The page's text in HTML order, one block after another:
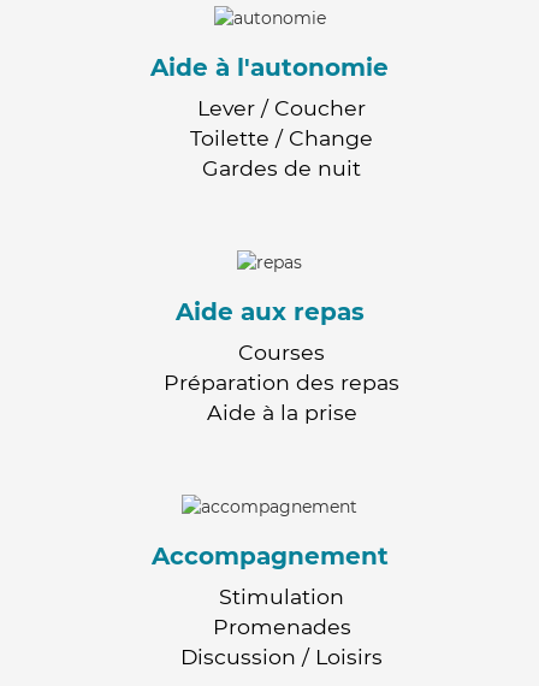
Aide à l'autonomie
Lever / Coucher
Toilette / Change
Gardes de nuit
Aide aux repas
Courses
Préparation des repas
Aide à la prise
Accompagnement
Stimulation
Promenades
Discussion / Loisirs